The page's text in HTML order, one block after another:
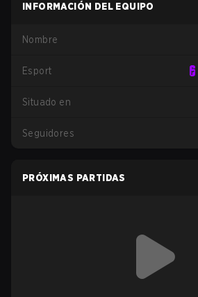
INFORMACIÓN DEL EQUIPO
Nombre
Esport
Situado en
Seguidores
PRÓXIMAS PARTIDAS